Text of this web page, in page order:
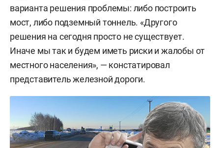
варианта решения проблемы: либо построить
мост, либо подземный тоннель. «Другого
решения на сегодня просто не существует.
Иначе мы так и будем иметь риски и жалобы от
местного населения», — констатировал
представитель железной дороги.